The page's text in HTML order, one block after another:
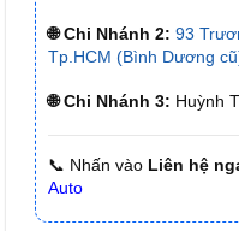
🌐 Chi Nhánh 2: 93
Tp.HCM (Bình Dương
🌐 Chi Nhánh 3: Huỳnh
📞 Nhấn vào Liên hệ
Auto